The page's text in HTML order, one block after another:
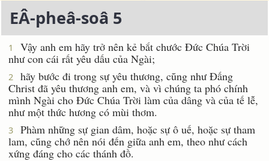
EÂ-pheâ-soâ 5
1
Vậy anh em hãy trở nên kẻ bắt chước Ðức Chúa Trời
như con cái rất yêu dấu của Ngài;
2
hãy bước đi trong sự yêu thương, cũng như Ðấng
Christ đã yêu thương anh em, và vì chúng ta phó chính
mình Ngài cho Ðức Chúa Trời làm của dâng và của tế lễ,
như một thức hương có mùi thơm.
3
Phàm những sự gian dâm, hoặc sự ô uế, hoặc sự tham
lam, cũng chớ nên nói đến giữa anh em, theo như cách
xứng đáng cho các thánh đồ.